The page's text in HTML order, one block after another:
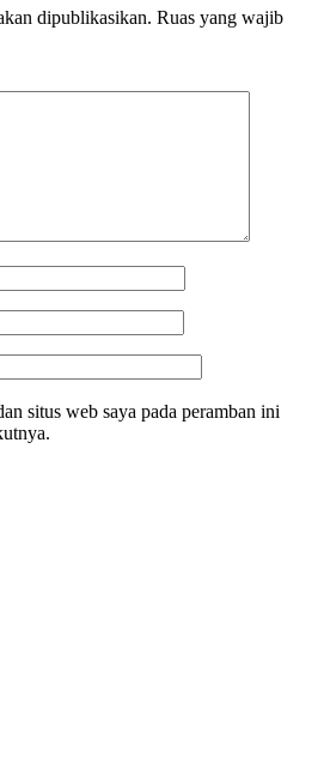
dipublikasikan. Ruas yang wajib
situs web saya pada peramban ini